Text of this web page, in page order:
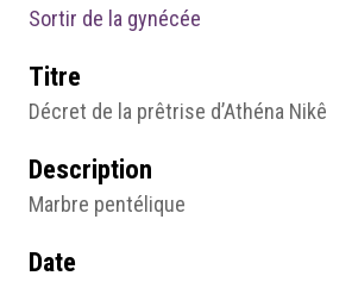
Sortir de la gynécée
Titre
Décret de la prêtrise d’Athéna Nikê
Description
Marbre pentélique
Date